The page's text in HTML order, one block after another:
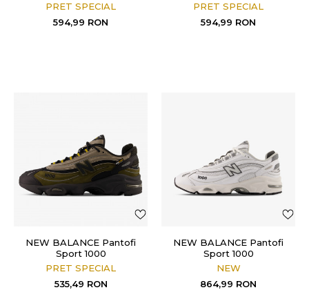
PRET SPECIAL
594,99 RON
PRET SPECIAL
594,99 RON
NEW BALANCE Pantofi
Sport 1000
PRET SPECIAL
535,49 RON
NEW BALANCE Pantofi
Sport 1000
NEW
864,99 RON